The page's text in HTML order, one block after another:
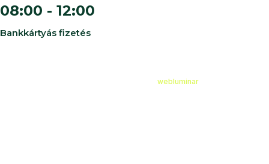
08:00 - 12:00
Bankkártyás fizetés
webluminar